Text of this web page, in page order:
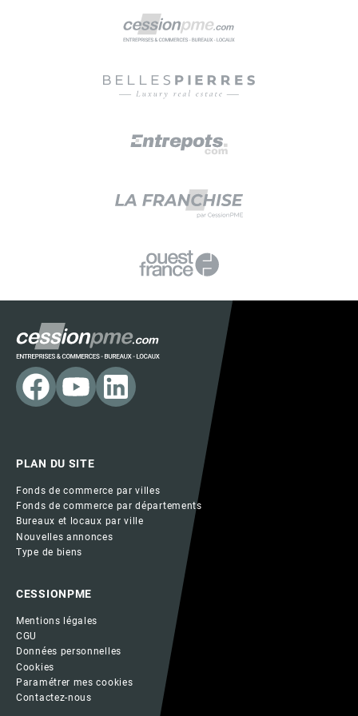
PLAN DU SITE
Fonds de commerce par villes
Fonds de commerce par départements
Bureaux et locaux par ville
Nouvelles annonces
Type de biens
CESSIONPME
Mentions légales
CGU
Données personnelles
Cookies
Paramétrer mes cookies
Contactez-nous